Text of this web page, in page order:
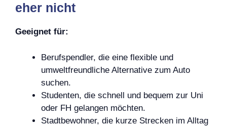
eher nicht
Geeignet für:
Berufspendler, die eine flexible und
umweltfreundliche Alternative zum Auto
suchen.
Studenten, die schnell und bequem zur Uni
oder FH gelangen möchten.
Stadtbewohner, die kurze Strecken im Alltag